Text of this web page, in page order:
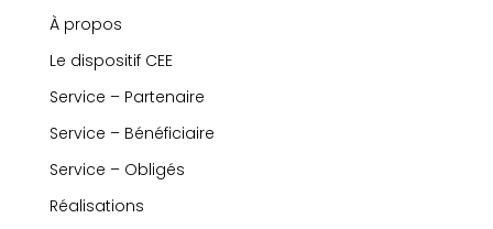
À propos
Le dispositif CEE
Service – Partenaire
Service – Bénéficiaire
Service – Obligés
Réalisations